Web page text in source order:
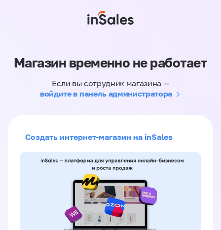
Магазин временно не работает
Если вы сотрудник магазина —
войдите в панель администратора
Создать интернет-магазин на inSales